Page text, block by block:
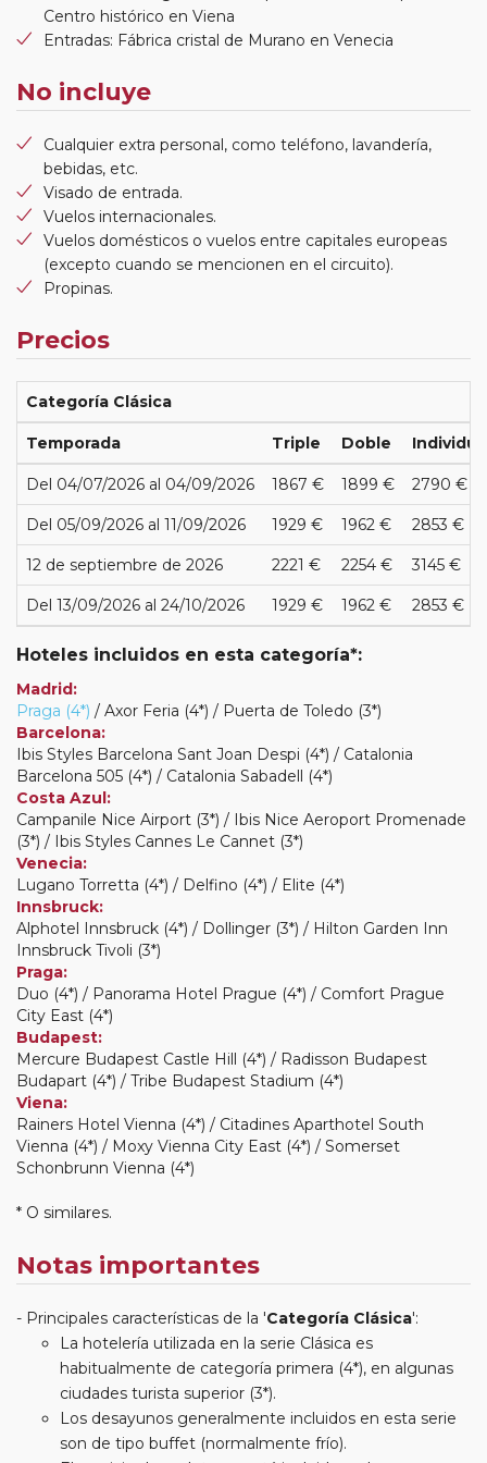
Centro histórico en Viena
Entradas: Fábrica cristal de Murano en Venecia
No incluye
Cualquier extra personal, como teléfono, lavandería,
bebidas, etc.
Visado de entrada.
Vuelos internacionales.
Vuelos domésticos o vuelos entre capitales europeas
(excepto cuando se mencionen en el circuito).
Propinas.
Precios
Categoría Clásica
Temporada Triple Doble
Del 04/07/2026 al 04/09/2026 1867 € 1899 € 2790 €
Del 05/09/2026 al 11/09/2026 1929 € 1962 € 2853 €
12 de septiembre de 2026 2221 € 2254 € 3145 €
Del 13/09/2026 al 24/10/2026 1929 € 1962 € 2853 €
Hoteles incluidos en esta categoría*:
Madrid:
Praga (4*) / Axor Feria (4*) / Puerta de Toledo (3*)
Barcelona:
Ibis Styles Barcelona Sant Joan Despi (4*) / Catalonia
Barcelona 505 (4*) / Catalonia Sabadell (4*)
Costa Azul:
Campanile Nice Airport (3*) / Ibis Nice Aeroport Promenade
(3*) / Ibis Styles Cannes Le Cannet (3*)
Venecia:
Lugano Torretta (4*) / Delfino (4*) / Elite (4*)
Innsbruck:
Alphotel Innsbruck (4*) / Dollinger (3*) / Hilton Garden Inn
Innsbruck Tivoli (3*)
Praga:
Duo (4*) / Panorama Hotel Prague (4*) / Comfort Prague
City East (4*)
Budapest:
Mercure Budapest Castle Hill (4*) / Radisson Budapest
Budapart (4*) / Tribe Budapest Stadium (4*)
Viena:
Rainers Hotel Vienna (4*) / Citadines Aparthotel South
Vienna (4*) / Moxy Vienna City East (4*) / Somerset
Schonbrunn Vienna (4*)
* O similares.
Notas importantes
Principales características de la 'Categoría Clásica':
La hotelería utilizada en la serie Clásica es
habitualmente de categoría primera (4*), en algunas
ciudades turista superior (3*).
Los desayunos generalmente incluidos en esta serie
son de tipo buffet (normalmente frío).